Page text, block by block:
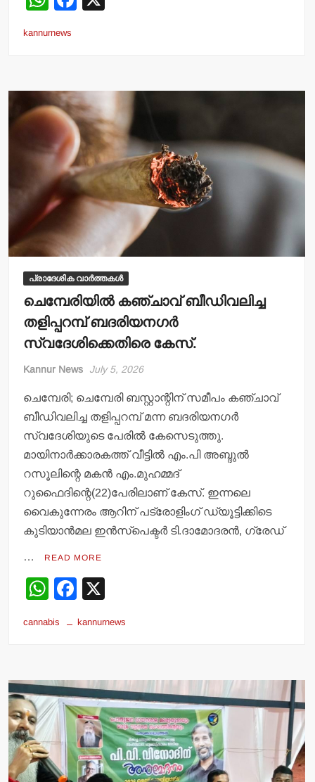
at
A
p
p
b
o
o
k
kannurnews
പ്രാദേശിക വാർത്തകൾ
ചെമ്പേരിയില്‍ കഞ്ചാവ് ബീഡിവലിച്ച
തളിപ്പറമ്പ് ബദരിയനഗര്‍
സ്വദേശിക്കെതിരെ കേസ്.
Kannur News July 5, 2026
ചെമ്പേരി; ചെമ്പേരി ബസ്റ്റാന്റിന് സമീപം കഞ്ചാവ്
ബീഡിവലിച്ച തളിപ്പറമ്പ് മന്ന ബദരിയനഗര്‍
സ്വദേശിയുടെ പേരില്‍ കേസെടുത്തു.
മായിനാര്‍ക്കാരകത്ത് വീട്ടില്‍ എം.പി അബ്ദുല്‍
റസൂലിന്റെ മകന്‍ എം.മുഹമ്മദ്
റുഫൈദിന്റെ(22)പേരിലാണ് കേസ്. ഇന്നലെ
വൈകുന്നേരം ആറിന് പട്രോളിംഗ് ഡ്യൂട്ടിക്കിടെ
കുടിയാന്‍മല ഇന്‍സ്‌പെക്ടര്‍ ടി.ദാമോദരന്‍, ഗ്രേഡ്
… READ MORE
W
h
at
A
p
p
F
a
c
b
o
o
k
cannabis kannurnews